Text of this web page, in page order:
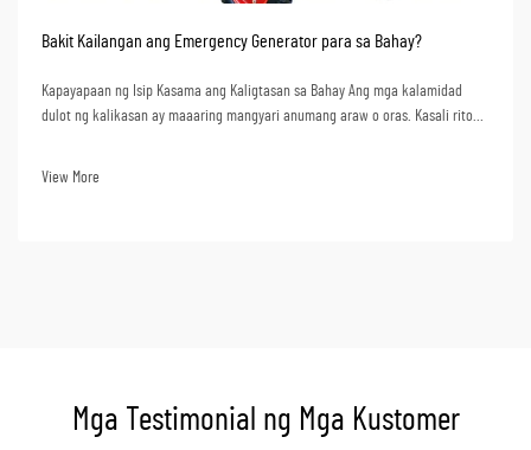
Bakit Kailangan ang Emergency Generator para sa Bahay?
Kapayapaan ng Isip Kasama ang Kaligtasan sa Bahay Ang mga kalamidad
dulot ng kalikasan ay maaaring mangyari anumang araw o oras. Kasali rito
View More
Mga Testimonial ng Mga Kustomer